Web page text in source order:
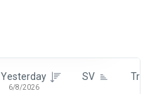
Yesterday
6/8/2026
SV